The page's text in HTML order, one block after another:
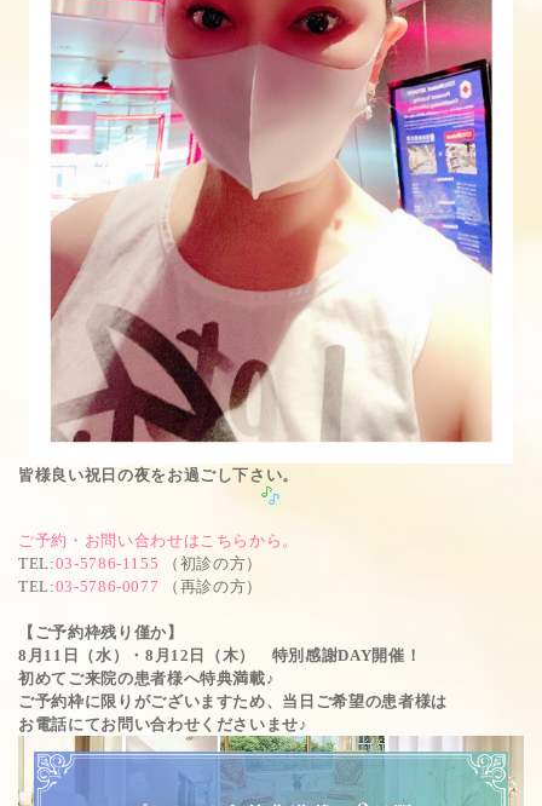
皆様良い祝日の夜をお過ごし下さい。
ご予約・お問い合わせはこちらから。
TEL :03-5786-1155 （初診の方）
TEL :03-5786-0077 （再診の方）
【ご予約枠残り僅か】
8月11日（水）・8月12日（木） 特別感謝DAY開催！
初めてご来院の患者様へ特典満載♪
ご予約枠に限りがございますため、当日ご希望の患者様は
お電話にてお問い合わせくださいませ♪